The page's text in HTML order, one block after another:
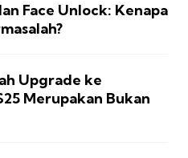
Face Unlock: Kenapa
Upgrade ke
Merupakan Bukan